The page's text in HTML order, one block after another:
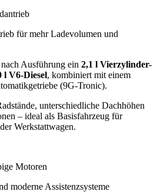
für mehr Ladevolumen und
Ausführung ein 2,1 l Vierzylinder-
l V6-Diesel, kombiniert mit einem
(9G-Tronic).
unterschiedliche Dachhöhen
– ideal als Basisfahrzeug für
Werkstattwagen.
Motoren
moderne Assistenzsysteme